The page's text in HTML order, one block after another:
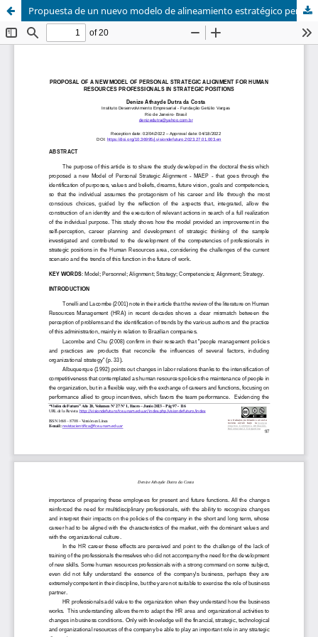
Propuesta de un nuevo modelo de alineamiento estratégico personal para profesionales de recursos humanos en posiciones estratégicos